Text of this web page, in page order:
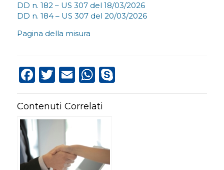
DD n. 182 – US 307 del 18/03/2026
DD n. 184 – US 307 del 20/03/2026
Pagina della misura
Facebook
Twitter Email WhatsApp
Contenuti Correlati